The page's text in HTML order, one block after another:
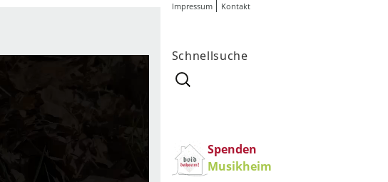
Impressum Kontakt
Schnellsuche
Suchen
nach:
Spenden
Musikheim